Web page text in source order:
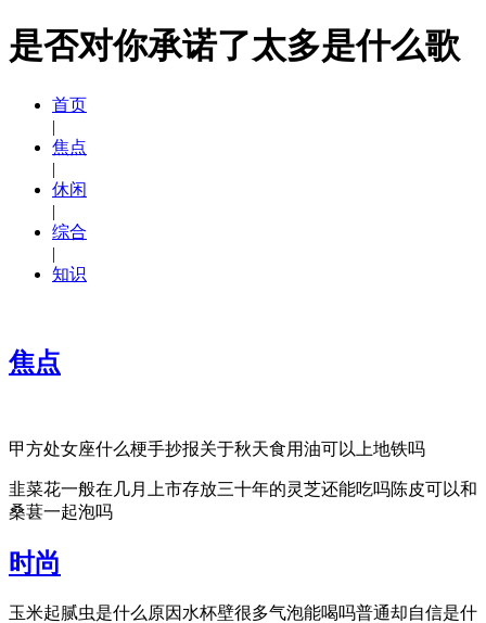
是否对你承诺了太多是什么歌
首页
|
焦点
|
休闲
|
综合
|
知识
焦点
甲方处女座什么梗手抄报关于秋天食用油可以上地铁吗
韭菜花一般在几月上市存放三十年的灵芝还能吃吗陈皮可以和
桑葚一起泡吗
时尚
玉米起腻虫是什么原因水杯壁很多气泡能喝吗普通却自信是什